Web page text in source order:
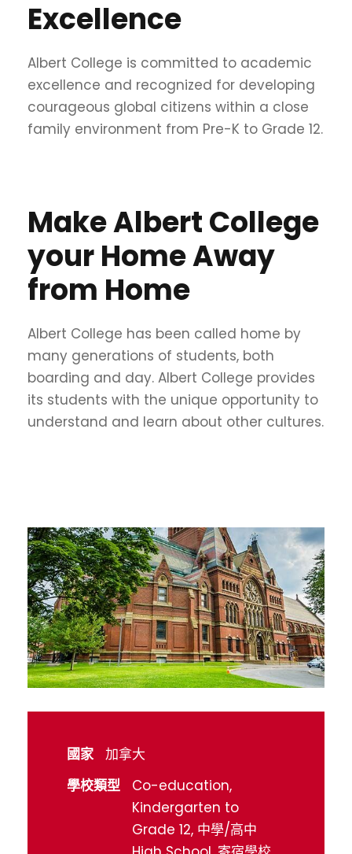
Excellence
Albert College is committed to academic
excellence and recognized for developing
courageous global citizens within a close
family environment from Pre-K to Grade 12.
Make Albert College
your Home Away
from Home
Albert College has been called home by
many generations of students, both
boarding and day. Albert College provides
its students with the unique opportunity to
understand and learn about other cultures.
國家
加拿大
學校類型
Co-education,
Kindergarten to
Grade 12, 中學/高中